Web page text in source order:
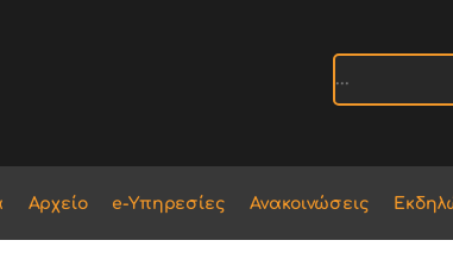
Αρχείο e-Υπηρεσίες Ανακοινώσεις